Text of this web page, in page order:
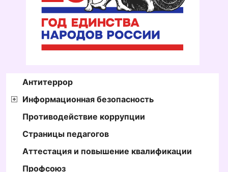
Антитеррор
Информационная безопасность
Противодействие коррупции
Страницы педагогов
Аттестация и повышение квалификации
Профсоюз